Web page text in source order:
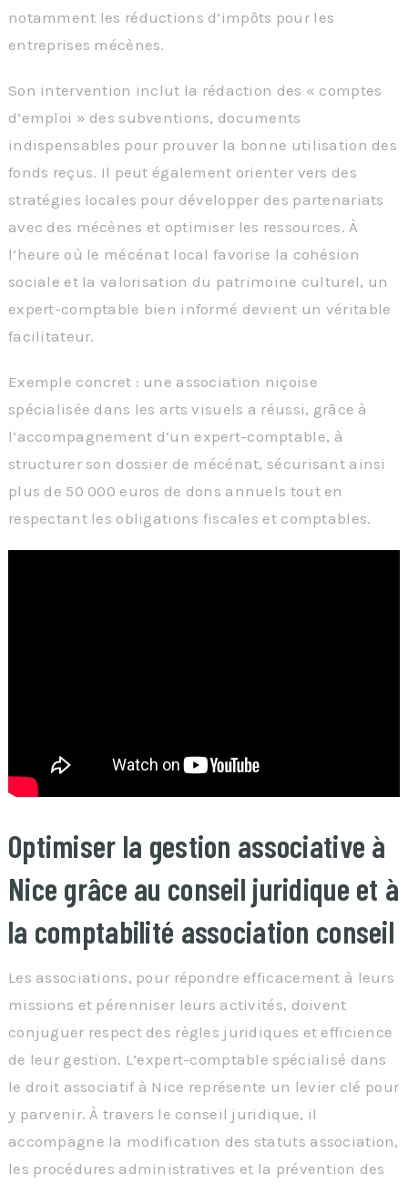
notamment les réductions d’impôts pour les
entreprises mécènes.
Son intervention inclut la rédaction des « comptes
d’emploi » des subventions, documents
indispensables pour prouver la bonne utilisation des
fonds reçus. Il peut également orienter vers des
stratégies locales pour développer des partenariats
avec des mécènes et optimiser les ressources. À
l’heure où le mécénat local favorise la cohésion
sociale et la valorisation du patrimoine culturel, un
expert-comptable bien informé devient un véritable
facilitateur.
Exemple concret : une association niçoise
spécialisée dans les arts visuels a réussi, grâce à
l’accompagnement d’un expert-comptable, à
structurer son dossier de mécénat, sécurisant ainsi
plus de 50 000 euros de dons annuels tout en
respectant les obligations fiscales et comptables.
Optimiser la gestion associative à
Nice grâce au conseil juridique et à
la comptabilité association conseil
Les associations, pour répondre efficacement à leurs
missions et pérenniser leurs activités, doivent
conjuguer respect des règles juridiques et efficience
de leur gestion. L’expert-comptable spécialisé dans
le droit associatif à Nice représente un levier clé pour
y parvenir. À travers le conseil juridique, il
accompagne la modification des statuts association,
les procédures administratives et la prévention des